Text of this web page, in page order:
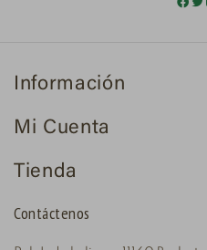
Información
Mi Cuenta
Tienda
Contáctenos